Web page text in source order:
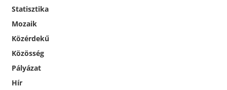
Statisztika
Mozaik
Közérdekű
Közösség
Pályázat
Hír